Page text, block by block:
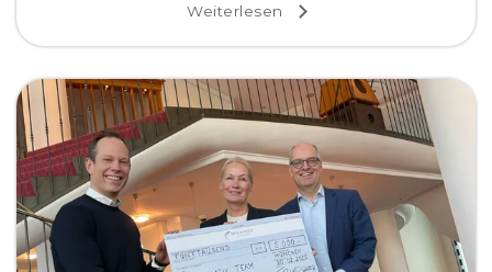
Weiterlesen